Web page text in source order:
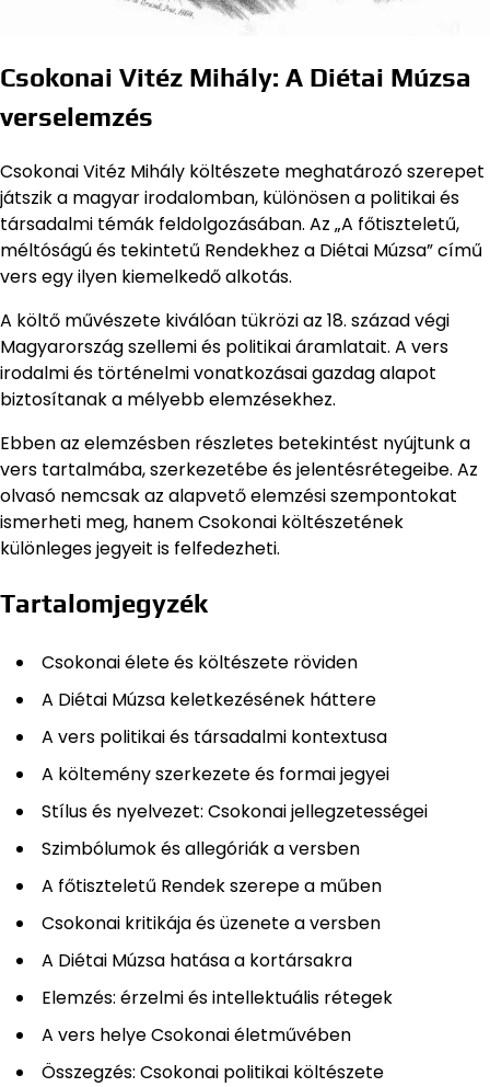
Csokonai Vitéz Mihály: A Diétai Múzsa
verselemzés
Csokonai Vitéz Mihály költészete meghatározó szerepet
játszik a magyar irodalomban, különösen a politikai és
társadalmi témák feldolgozásában. Az „A főtiszteletű,
méltóságú és tekintetű Rendekhez a Diétai Múzsa” című
vers egy ilyen kiemelkedő alkotás.
A költő művészete kiválóan tükrözi az 18. század végi
Magyarország szellemi és politikai áramlatait. A vers
irodalmi és történelmi vonatkozásai gazdag alapot
biztosítanak a mélyebb elemzésekhez.
Ebben az elemzésben részletes betekintést nyújtunk a
vers tartalmába, szerkezetébe és jelentésrétegeibe. Az
olvasó nemcsak az alapvető elemzési szempontokat
ismerheti meg, hanem Csokonai költészetének
különleges jegyeit is felfedezheti.
Tartalomjegyzék
Csokonai élete és költészete röviden
A Diétai Múzsa keletkezésének háttere
A vers politikai és társadalmi kontextusa
A költemény szerkezete és formai jegyei
Stílus és nyelvezet: Csokonai jellegzetességei
Szimbólumok és allegóriák a versben
A főtiszteletű Rendek szerepe a műben
Csokonai kritikája és üzenete a versben
A Diétai Múzsa hatása a kortársakra
Elemzés: érzelmi és intellektuális rétegek
A vers helye Csokonai életművében
Összegzés: Csokonai politikai költészete